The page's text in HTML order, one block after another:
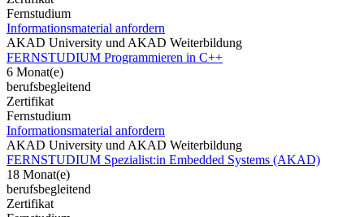
Fernstudium
Informationsmaterial anfordern
AKAD University und AKAD Weiterbildung
FERNSTUDIUM Programmieren in C++
6 Monat(e)
berufsbegleitend
Zertifikat
Fernstudium
Informationsmaterial anfordern
AKAD University und AKAD Weiterbildung
FERNSTUDIUM Spezialist:in Embedded Systems (AKAD)
18 Monat(e)
berufsbegleitend
Zertifikat